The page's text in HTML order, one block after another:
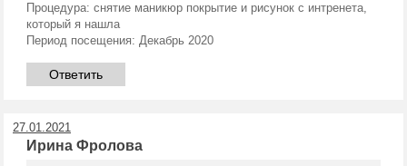
Процедура: снятие маникюр покрытие и рисунок с интренета,
который я нашла
Период посещения: Декабрь 2020
Ответить
27.01.2021
Ирина Фролова